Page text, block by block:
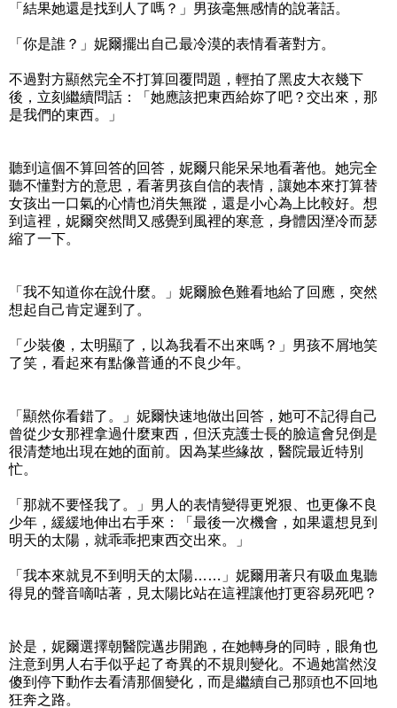
「結果她還是找到人了嗎？」男孩毫無感情的說著話。
「你是誰？」妮爾擺出自己最冷漠的表情看著對方。
不過對方顯然完全不打算回覆問題，輕拍了黑皮大衣幾下
後，立刻繼續問話：「她應該把東西給妳了吧？交出來，那
是我們的東西。」
聽到這個不算回答的回答，妮爾只能呆呆地看著他。她完全
聽不懂對方的意思，看著男孩自信的表情，讓她本來打算替
女孩出一口氣的心情也消失無蹤，還是小心為上比較好。想
到這裡，妮爾突然間又感覺到風裡的寒意，身體因溼冷而瑟
縮了一下。
「我不知道你在說什麼。」妮爾臉色難看地給了回應，突然
想起自己肯定遲到了。
「少裝傻，太明顯了，以為我看不出來嗎？」男孩不屑地笑
了笑，看起來有點像普通的不良少年。
「顯然你看錯了。」妮爾快速地做出回答，她可不記得自己
曾從少女那裡拿過什麼東西，但沃克護士長的臉這會兒倒是
很清楚地出現在她的面前。因為某些緣故，醫院最近特別
忙。
「那就不要怪我了。」男人的表情變得更兇狠、也更像不良
少年，緩緩地伸出右手來：「最後一次機會，如果還想見到
明天的太陽，就乖乖把東西交出來。」
「我本來就見不到明天的太陽……」妮爾用著只有吸血鬼聽
得見的聲音嘀咕著，見太陽比站在這裡讓他打更容易死吧？
於是，妮爾選擇朝醫院邁步開跑，在她轉身的同時，眼角也
注意到男人右手似乎起了奇異的不規則變化。不過她當然沒
傻到停下動作去看清那個變化，而是繼續自己那頭也不回地
狂奔之路。